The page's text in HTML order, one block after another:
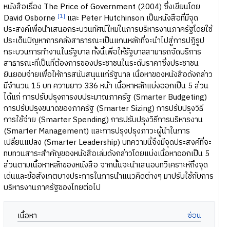
หนังสือเรื่อง The Price of Government (2004) ซึ่งเขียนโดย
David Osborne [1] และ Peter Hutchinson เป็นหนังสือที่มีจุด
ประสงค์เพื่อนำเสนอกระบวนทัศน์ใหม่ในการบริหารงานภาครัฐโดยใช้
ประเด็นปัญหาการคลังสาธารณะเป็นแกนหลักที่จะนำไปสู่การปฏิรูป
กระบวนการทำงานในรัฐบาล ทั้งนี้เพื่อให้รัฐบาลสามารถจัดบริการ
สาธารณะที่เป็นที่ต้องการของประชาชนในระดับราคาซึ่งประชาชน
ยินยอมจ่ายเพื่อให้การสนับสนุนแก่รัฐบาล เนื้อหาของหนังสือดังกล่าว
มีจำนวน 15 บท ความยาว 336 หน้า เนื้อหาหลักแบ่งออกเป็น 5 ส่วน
ได้แก่ การปรับปรุงการงบประมาณภาครัฐ (Smarter Budgeting)
การปรับปรุงขนาดของภาครัฐ (Smarter Sizing) การปรับปรุงวิธี
การใช้จ่าย (Smarter Spending) การปรับปรุงวิธีการบริหารงาน
(Smarter Management) และการปรุงปรุงภาวะผู้นำในการ
เปลี่ยนแปลง (Smarter Leadership) บทความนี้จึงมีจุดประสงค์ที่จะ
ทบทวนสาระสำคัญของหนังสือเล่มดังกล่าวโดยแบ่งเนื้อหาออกเป็น 5
ส่วนตามเนื้อหาหลักของหนังสือ จากนั้นจะนำเสนอบทวิเคราะห์ถึงจุด
เด่นและข้อสังเกตบางประการในการนำแนวคิดต่างๆ มาปรับใช้กับการ
บริหารงานภาครัฐของไทยต่อไป
เนื้อหา